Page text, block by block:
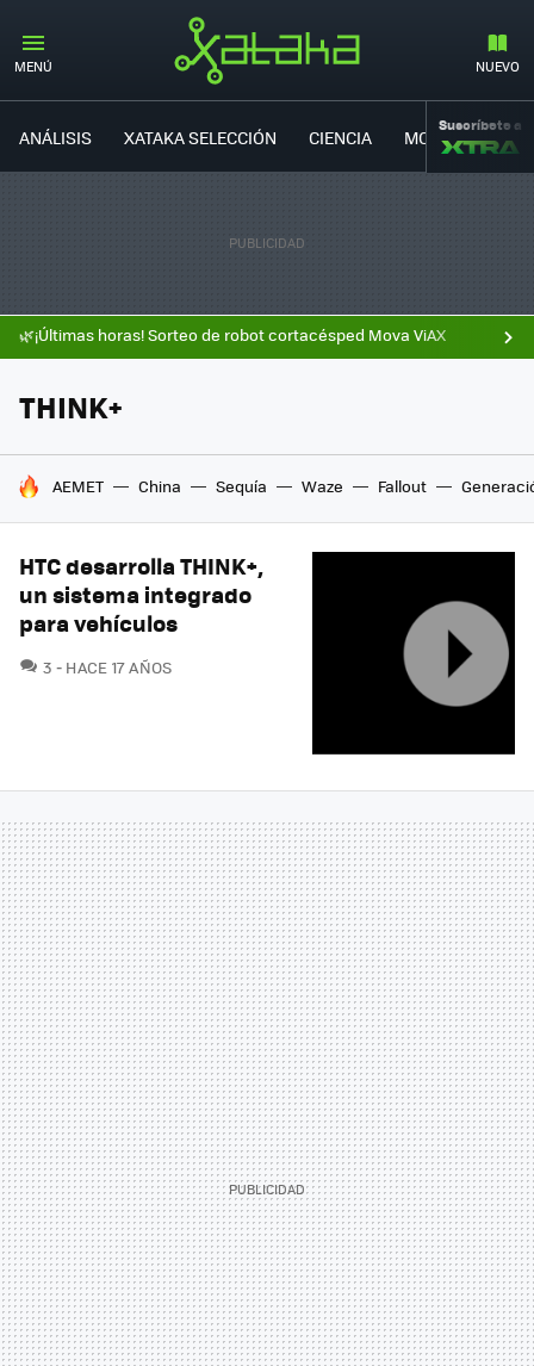
MENÚ NUEVO
ANÁLISIS XATAKA SELECCIÓN CIENCIA MOVILIDAD
Suscríbete a
🌿¡Últimas horas! Sorteo de robot cortacésped Mova ViAX
THINK+
HOY SE HABLA DE
AEMET China Sequía Waze Fallout
HTC desarrolla THINK+,
un sistema integrado
para vehículos
3 COMENTARIOS
HACE 17 AÑOS